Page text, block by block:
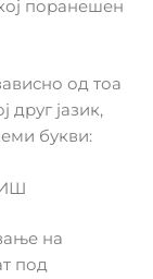
поранешен
од тоа
друг јазик,
букви:
на
под